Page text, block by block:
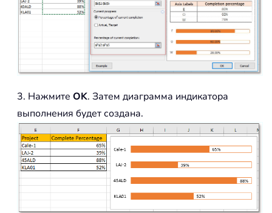
3. Нажмите OK. Затем диаграмма индикатора
выполнения будет создана.